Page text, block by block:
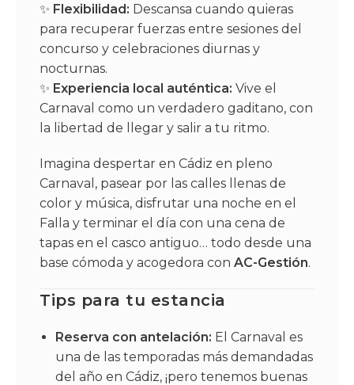
✨ Flexibilidad: Descansa cuando quieras
para recuperar fuerzas entre sesiones del
concurso y celebraciones diurnas y
nocturnas.
✨ Experiencia local auténtica: Vive el
Carnaval como un verdadero gaditano, con
la libertad de llegar y salir a tu ritmo.
Imagina despertar en Cádiz en pleno
Carnaval, pasear por las calles llenas de
color y música, disfrutar una noche en el
Falla y terminar el día con una cena de
tapas en el casco antiguo… todo desde una
base cómoda y acogedora con AC-Gestión.
Tips para tu estancia
Reserva con antelación: El Carnaval es
una de las temporadas más demandadas
del año en Cádiz, ¡pero tenemos buenas